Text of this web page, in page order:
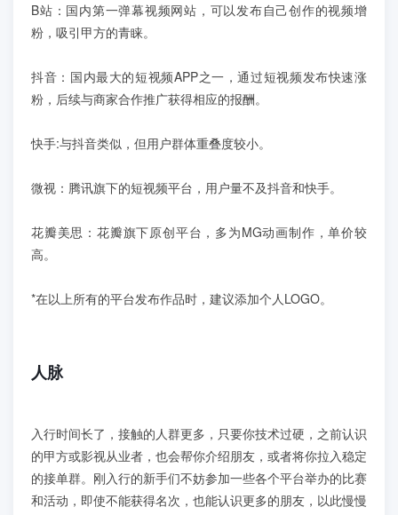
B站：国内第一弹幕视频网站，可以发布自己创作的视频增
粉，吸引甲方的青睐。
抖音：国内最大的短视频APP之一，通过短视频发布快速涨
粉，后续与商家合作推广获得相应的报酬。
快手:与抖音类似，但用户群体重叠度较小。
微视：腾讯旗下的短视频平台，用户量不及抖音和快手。
花瓣美思：花瓣旗下原创平台，多为MG动画制作，单价较
高。
*在以上所有的平台发布作品时，建议添加个人LOGO。
人脉
入行时间长了，接触的人群更多，只要你技术过硬，之前认识
的甲方或影视从业者，也会帮你介绍朋友，或者将你拉入稳定
的接单群。刚入行的新手们不妨参加一些各个平台举办的比赛
和活动，即使不能获得名次，也能认识更多的朋友，以此慢慢